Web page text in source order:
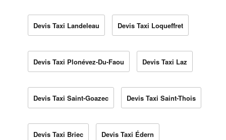
Devis Taxi Landeleau Devis Taxi Loqueffret
Devis Taxi Plonévez-Du-Faou Devis Taxi Laz
Devis Taxi Saint-Goazec Devis Taxi Saint-Thois
Devis Taxi Briec Devis Taxi Édern